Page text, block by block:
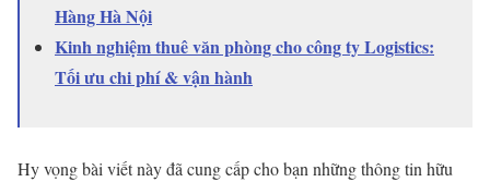
Hàng Hà Nội
Kinh nghiệm thuê văn phòng cho công ty Logistics:
Tối ưu chi phí & vận hành
Hy vọng bài viết này đã cung cấp cho bạn những thông tin hữu